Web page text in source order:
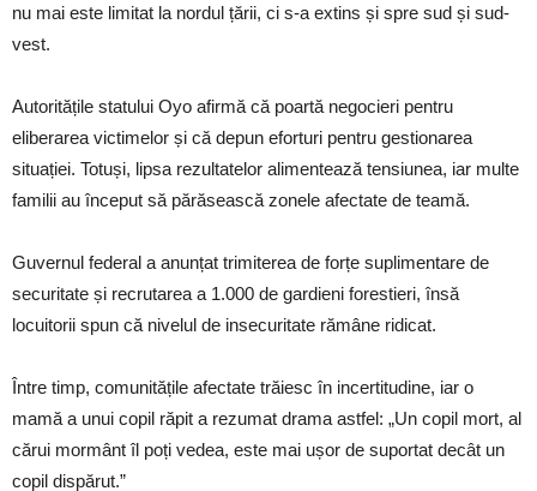
nu mai este limitat la nordul țării, ci s-a extins și spre sud și sud-
vest.
Autoritățile statului Oyo afirmă că poartă negocieri pentru
eliberarea victimelor și că depun eforturi pentru gestionarea
situației. Totuși, lipsa rezultatelor alimentează tensiunea, iar multe
familii au început să părăsească zonele afectate de teamă.
Guvernul federal a anunțat trimiterea de forțe suplimentare de
securitate și recrutarea a 1.000 de gardieni forestieri, însă
locuitorii spun că nivelul de insecuritate rămâne ridicat.
Între timp, comunitățile afectate trăiesc în incertitudine, iar o
mamă a unui copil răpit a rezumat drama astfel: „Un copil mort, al
cărui mormânt îl poți vedea, este mai ușor de suportat decât un
copil dispărut.”